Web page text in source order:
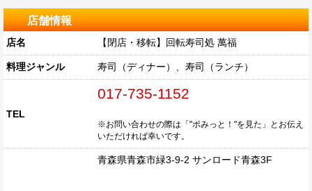
店舗情報
店名 【閉店・移転】回転寿司処 萬福
料理ジャンル 寿司（ディナー）、寿司（ランチ）
TEL
017-735-1152
※お問い合わせの際は「"ポみっと！"を見た」とお伝え
いただければ幸いです。
青森県青森市緑3-9-2 サンロード青森3F